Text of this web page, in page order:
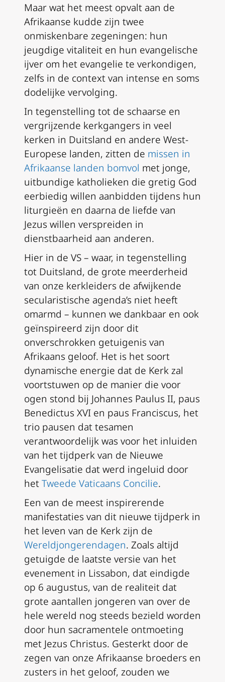
Maar wat het meest opvalt aan de
Afrikaanse kudde zijn twee
onmiskenbare zegeningen: hun
jeugdige vitaliteit en hun evangelische
ijver om het evangelie te verkondigen,
zelfs in de context van intense en soms
dodelijke vervolging.
In tegenstelling tot de schaarse en
vergrijzende kerkgangers in veel
kerken in Duitsland en andere West-
Europese landen, zitten de missen in
Afrikaanse landen bomvol met jonge,
uitbundige katholieken die gretig God
eerbiedig willen aanbidden tijdens hun
liturgieën en daarna de liefde van
Jezus willen verspreiden in
dienstbaarheid aan anderen.
Hier in de VS – waar, in tegenstelling
tot Duitsland, de grote meerderheid
van onze kerkleiders de afwijkende
secularistische agenda’s niet heeft
omarmd – kunnen we dankbaar en ook
geïnspireerd zijn door dit
onverschrokken getuigenis van
Afrikaans geloof. Het is het soort
dynamische energie dat de Kerk zal
voortstuwen op de manier die voor
ogen stond bij Johannes Paulus II, paus
Benedictus XVI en paus Franciscus, het
trio pausen dat tesamen
verantwoordelijk was voor het inluiden
van het tijdperk van de Nieuwe
Evangelisatie dat werd ingeluid door
hetTweede Vaticaans Concilie.
Een van de meest inspirerende
manifestaties van dit nieuwe tijdperk in
het leven van de Kerk zijn de
Wereldjongerendagen. Zoals altijd
getuigde de laatste versie van het
evenement in Lissabon, dat eindigde
op 6 augustus, van de realiteit dat
grote aantallen jongeren van over de
hele wereld nog steeds bezield worden
door hun sacramentele ontmoeting
met Jezus Christus. Gesterkt door de
zegen van onze Afrikaanse broeders en
zusters in het geloof, zouden we